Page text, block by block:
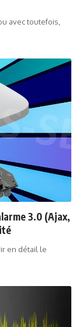
avec toutefois,
3.0 (Ajax,
en détail le